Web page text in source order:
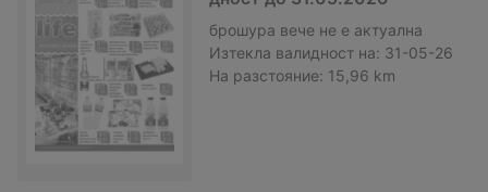
брошура вече не е актуална
Изтекла валидност на: 31-05-26
На разстояние: 15,96 km